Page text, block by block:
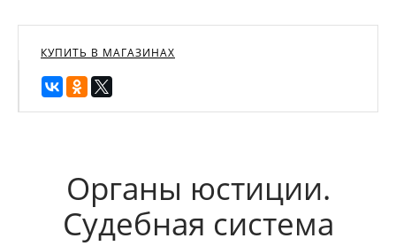
КУПИТЬ В МАГАЗИНАХ
Органы юстиции.
Судебная система